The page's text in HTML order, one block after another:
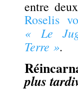
entre
Roselis
« Le
Terre ».
plus